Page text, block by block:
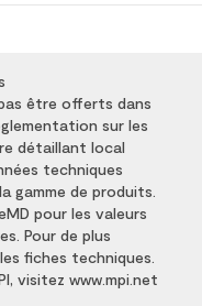
être offerts dans
sur les
détaillant local
techniques
gamme de produits.
pour les valeurs
Pour de plus
fiches techniques.
visitez www.mpi.net